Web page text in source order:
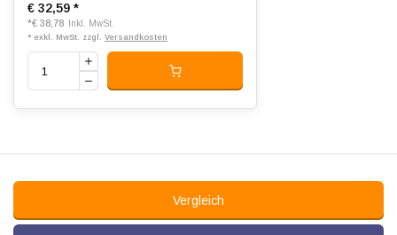
Passend für:
€ 32,59 *
*€ 38,78 Inkl. MwSt.
* exkl. MwSt. zzgl. Versandkosten
Vergleich